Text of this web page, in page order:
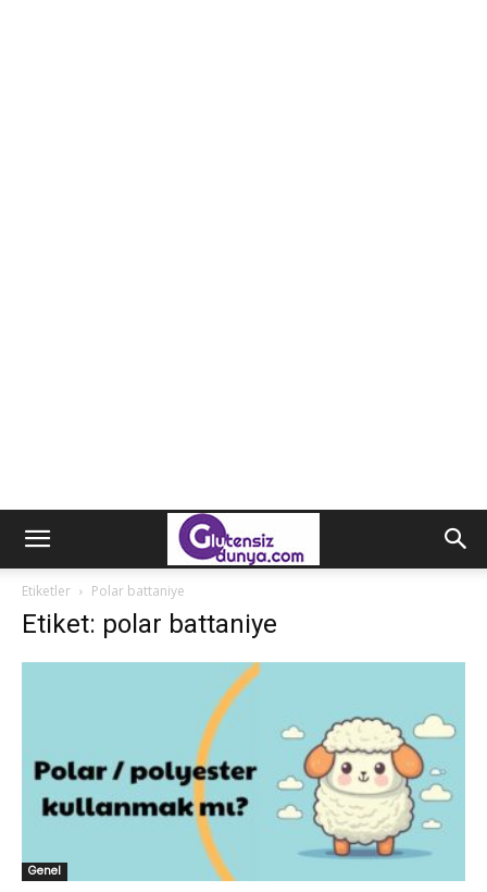
Etiketler Polar battaniye
Etiket: polar battaniye
Genel